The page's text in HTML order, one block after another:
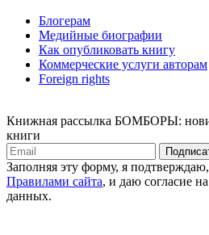
Блогерам
Медийные биографии
Как опубликовать книгу
Коммерческие услуги авторам
Foreign rights
Книжная рассылка БОМБОРЫ:
книги
Заполняя эту форму, я
Правилами сайта, и даю согласие
данных.